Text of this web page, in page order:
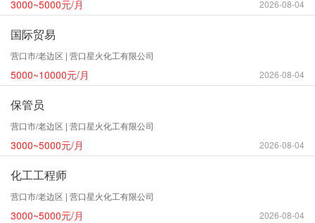
3000~5000元/月 2026-08-04
国际贸易
营口市/老边区 | 营口星火化工有限公司
5000~10000元/月 2026-08-04
保管员
营口市/老边区 | 营口星火化工有限公司
3000~5000元/月 2026-08-04
化工工程师
营口市/老边区 | 营口星火化工有限公司
3000~5000元/月 2026-08-04